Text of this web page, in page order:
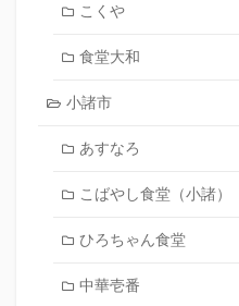
こくや
食堂大和
小諸市
あすなろ
こばやし食堂（小諸）
ひろちゃん食堂
中華壱番